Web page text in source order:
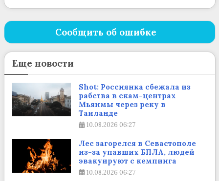
Сообщить об ошибке
Еще новости
Shot: Россиянка сбежала из
рабства в скам-центрах
Мьянмы через реку в
Таиланде
10.08.2026 06:27
Лес загорелся в Севастополе
из-за упавших БПЛА, людей
эвакуируют с кемпинга
10.08.2026 06:27